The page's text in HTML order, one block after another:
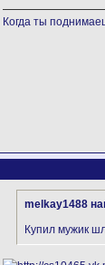
Когда ты
melkay1488
Купил мужик